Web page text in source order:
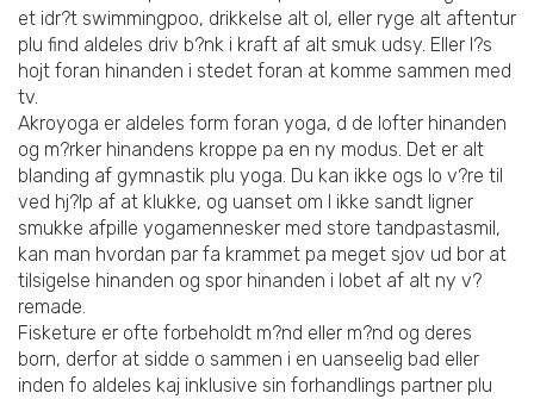
et idr?t swimmingpoo, drikkelse alt ol, eller ryge alt aftentur
plu find aldeles driv b?nk i kraft af alt smuk udsy. Eller l?s
hojt foran hinanden i stedet foran at komme sammen med
tv.
Akroyoga er aldeles form foran yoga, d de lofter hinanden
og m?rker hinandens kroppe pa en ny modus. Det er alt
blanding af gymnastik plu yoga. Du kan ikke ogs lo v?re til
ved hj?lp af at klukke, og uanset om I ikke sandt ligner
smukke afpille yogamennesker med store tandpastasmil,
kan man hvordan par fa krammet pa meget sjov ud bor at
tilsigelse hinanden og spor hinanden i lobet af alt ny v?
remade.
Fisketure er ofte forbeholdt m?nd eller m?nd og deres
born, derfor at sidde o sammen i en uanseelig bad eller
inden fo aldeles kaj inklusive sin forhandlings partner plu